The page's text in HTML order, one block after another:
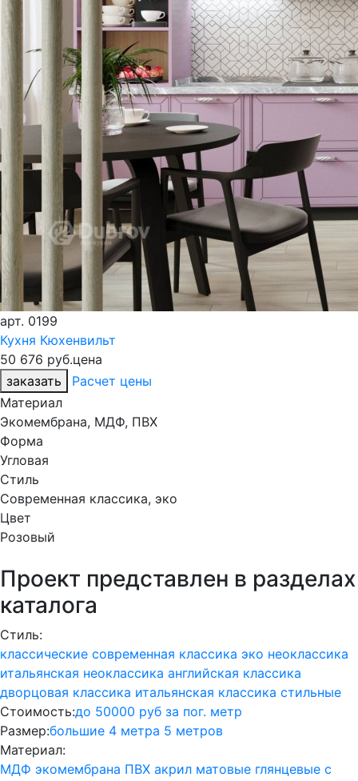
арт. 0199
Кухня Кюхенвильт
50 676 руб.цена
заказать
Расчет цены
Материал
Экомембрана, МДФ, ПВХ
Форма
Угловая
Стиль
Современная классика, эко
Цвет
Розовый
Проект представлен в разделах
каталога
Стиль:
классические современная классика эко неоклассика
итальянская неоклассика английская классика
дворцовая классика итальянская классика стильные
Стоимость:до 50000 руб за пог. метр
Размер:большие 4 метра 5 метров
Материал:
МДФ экомембрана ПВХ акрил матовые глянцевые с